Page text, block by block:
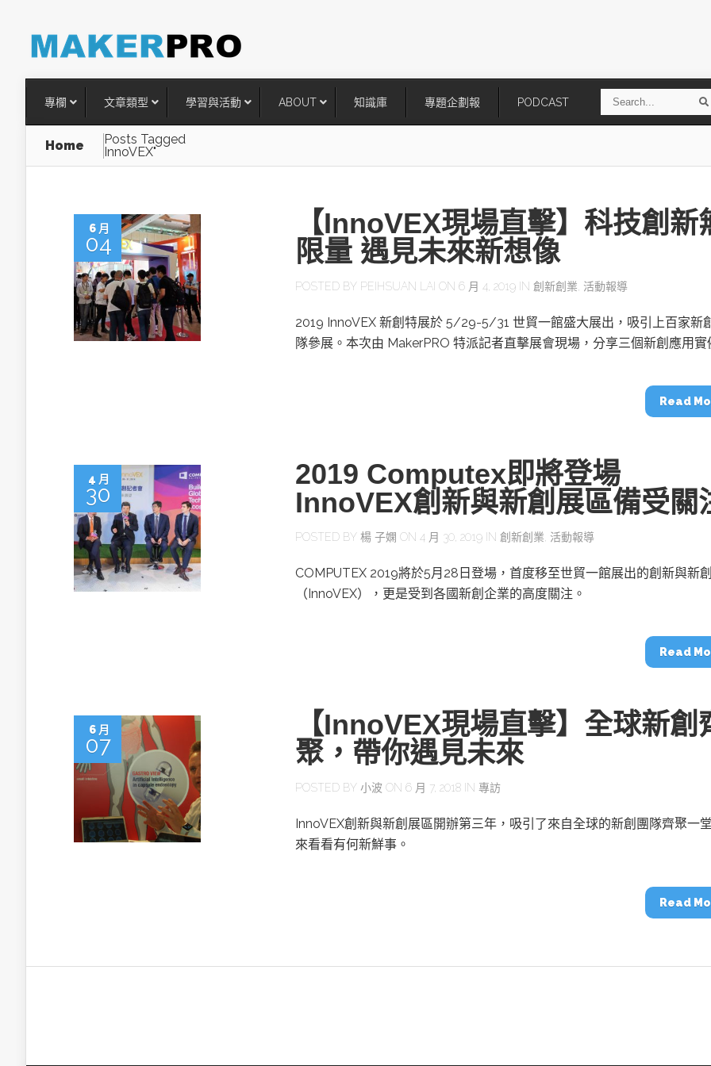
專欄
以3D感知開啟智慧機器人新時代：從深度相機到
OpenVINO的邊緣智慧革命
AI Agent時代來臨：看邊緣AI如何成為
文章類型
推探OpenAI Codex Micro專屬控
元收購Synaptics布局邊緣智慧平
台
TensorFlow vs. PyTorch：AI框架
Apple、NVIDIA、AMD
創客開發板AI加速晶片觀察
學習與活動 ABOUT 知識庫 專題企劃報 PODCAST
a
r
r
Home
Posts Tagged
InnoVEX"
6 月
04
【InnoVEX現場直擊】科技創新
限量 遇見未來新想像
POSTED BY PEIHSUAN LAI ON 6 月 4, 2019 IN 創新創業 活動報導
2019 InnoVEX 新創特展於 5/29-5/31 世貿一館盛大展出，吸引上百家新
隊參展。本次由 MakerPRO 特派記者直擊展會現場，分享三個新創應用實
Read
4 月
30
2019 Computex即將登場
InnoVEX創新與新創展區備受關
POSTED BY 楊 子嫻 ON 4 月 30, 2019 IN 創新創業 活動報導
COMPUTEX 2019將於5月28日登場，首度移至世貿一館展出的創新與新
（InnoVEX），更是受到各國新創企業的高度關注。
Read
6 月
07
【InnoVEX現場直擊】全球新創
聚，帶你遇見未來
POSTED BY 小波 ON 6 月 7, 2018 IN 專訪
InnoVEX創新與新創展區開辦第三年，吸引了來自全球的新創團隊齊聚一
來看看有何新鮮事。
Read